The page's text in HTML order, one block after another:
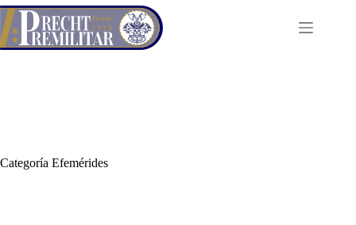
Saltar
al
contenido
Categoría Efemérides